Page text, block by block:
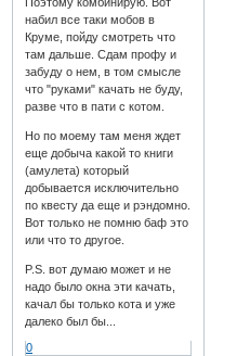
набил все таки мобов в
Круме, пойду смотреть что
там дальше. Сдам профу и
забуду о нем, в том смысле
что "руками" качать не буду,
разве что в пати с котом.
Но по моему там меня ждет
еще добыча какой то книги
(амулета) который
добывается исключительно
по квесту да еще и рэндомно.
Вот только не помню баф это
или что то другое.
P.S. вот думаю может и не
надо было окна эти качать,
качал бы только кота и уже
далеко был бы...
0